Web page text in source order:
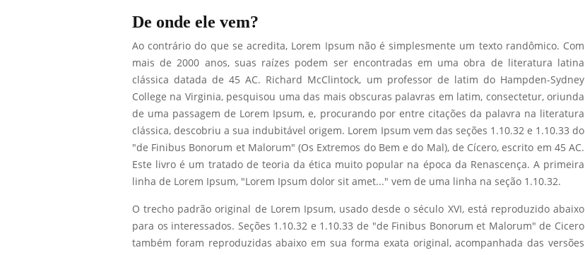
De onde ele vem?
Ao contrário do que se acredita, Lorem Ipsum não é simplesmente um texto randômico. Com
mais de 2000 anos, suas raízes podem ser encontradas em uma obra de literatura latina
clássica datada de 45 AC. Richard McClintock, um professor de latim do Hampden-Sydney
College na Virginia, pesquisou uma das mais obscuras palavras em latim, consectetur, oriunda
de uma passagem de Lorem Ipsum, e, procurando por entre citações da palavra na literatura
clássica, descobriu a sua indubitável origem. Lorem Ipsum vem das seções 1.10.32 e 1.10.33 do
"de Finibus Bonorum et Malorum" (Os Extremos do Bem e do Mal), de Cícero, escrito em 45 AC.
Este livro é um tratado de teoria da ética muito popular na época da Renascença. A primeira
linha de Lorem Ipsum, "Lorem Ipsum dolor sit amet..." vem de uma linha na seção 1.10.32.
O trecho padrão original de Lorem Ipsum, usado desde o século XVI, está reproduzido abaixo
para os interessados. Seções 1.10.32 e 1.10.33 de "de Finibus Bonorum et Malorum" de Cicero
também foram reproduzidas abaixo em sua forma exata original, acompanhada das versões